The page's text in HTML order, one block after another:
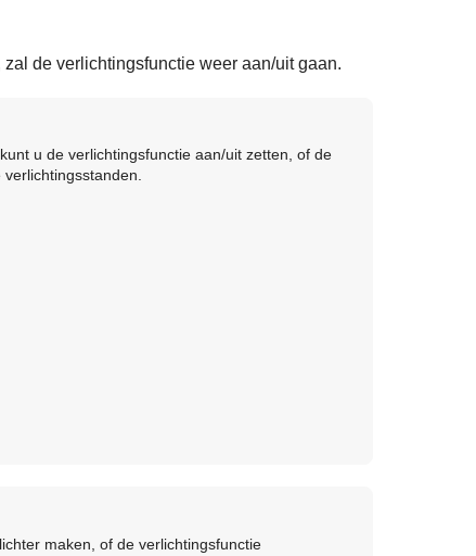
de verlichtingsfunctie weer aan/uit gaan.
u de verlichtingsfunctie aan/uit zetten, of de
maken, of de verlichtingsfunctie